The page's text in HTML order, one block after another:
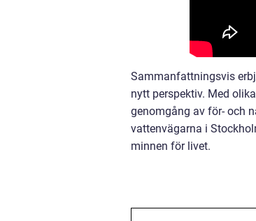
Sammanfattningsvis
nytt perspektiv. Med
genomgång av för- och
vattenvägarna i
minnen för livet.